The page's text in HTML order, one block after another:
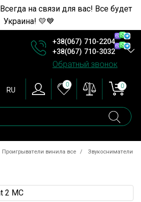
на связи для вас! Все будет
Украина! 💛💙
+38(067) 710-2204
+38(067) 710-3032
Обратный звонок
RU
0 0
Проигрыватели винила все
Звукосниматели